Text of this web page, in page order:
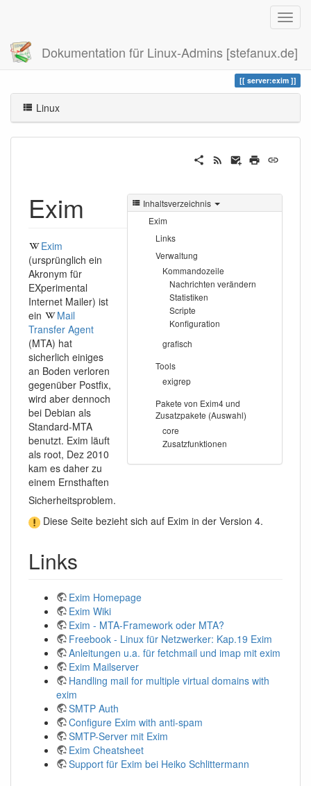
Dokumentation für Linux-Admins [stefanux.de]
Zuletzt angesehen exim
server:exim
Linux
Inhaltsverzeichnis
Exim
Links
Verwaltung
Kommandozeile
Nachrichten verändern
Statistiken
Scripte
Konfiguration
grafisch
Tools
exigrep
Pakete von Exim4 und
Zusatzpakete (Auswahl)
core
Zusatzfunktionen
Exim
Exim
(ursprünglich ein
Akronym für
EXperimental
Internet Mailer) ist
ein
Mail
Transfer Agent
(MTA) hat
sicherlich einiges
an Boden verloren
gegenüber Postfix,
wird aber dennoch
bei Debian als
Standard-MTA
benutzt. Exim läuft
als root, Dez 2010
kam es daher zu
einem Ernsthaften
Sicherheitsproblem.
Diese Seite bezieht sich auf Exim in der Version 4.
Links
Exim Homepage
Exim Wiki
Exim - MTA-Framework oder MTA?
Freebook - Linux für Netzwerker: Kap.19 Exim
Anleitungen u.a. für fetchmail und imap mit exim
Exim Mailserver
Handling mail for multiple virtual domains with
exim
SMTP Auth
Configure Exim with anti-spam
SMTP-Server mit Exim
Exim Cheatsheet
Support für Exim bei Heiko Schlittermann